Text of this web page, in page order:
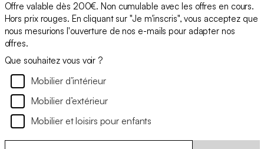
Offre valable dès 200€. Non cumulable avec les offres en cours.
Hors prix rouges. En cliquant sur "Je m'inscris", vous acceptez que
nous mesurions l'ouverture de nos e-mails pour adapter nos
offres.
Que souhaitez vous voir ?
Mobilier d’intérieur
Mobilier d’extérieur
Mobilier et loisirs pour enfants